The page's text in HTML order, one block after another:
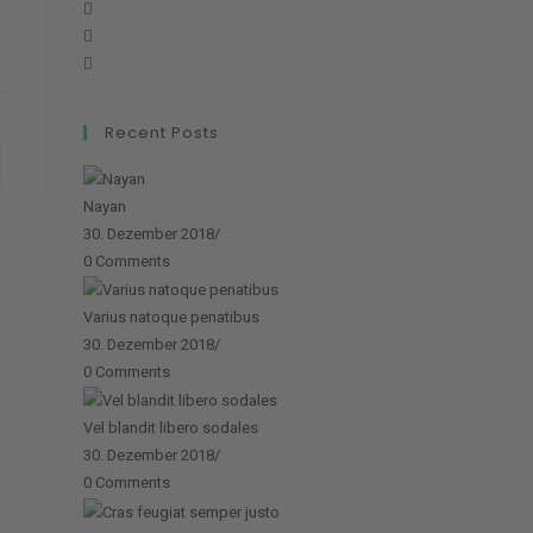
tab
new
tab
Recent Posts
Nayan
30. Dezember 2018/
0 Comments
Varius natoque penatibus
30. Dezember 2018/
0 Comments
Vel blandit libero sodales
30. Dezember 2018/
0 Comments